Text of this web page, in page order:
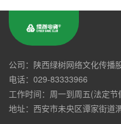
公司：陕西绿树网络文化传播
电话：029-83333966
工作时间：周一到周五(法定
地址：西安市未央区谭家街道